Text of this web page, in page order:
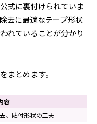
式に裏付けられていま
去に最適なテープ形状
れていることが分かり
まとめます。
容
、貼付形状の工夫